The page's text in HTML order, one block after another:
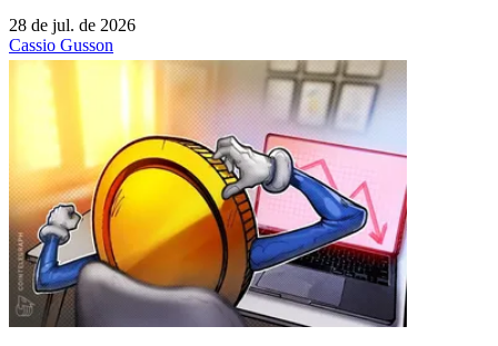
28 de jul. de 2026
Cassio Gusson